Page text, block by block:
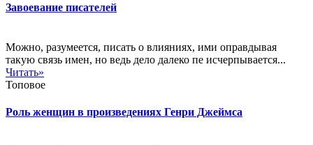
Завоевание писателей
Можно, разумеется, писать о влияниях, ими оправдывая
такую связь имен, но ведь дело далеко пе исчерпывается...
Читать»
Топовое
Роль женщин в произведениях Генри Джеймса